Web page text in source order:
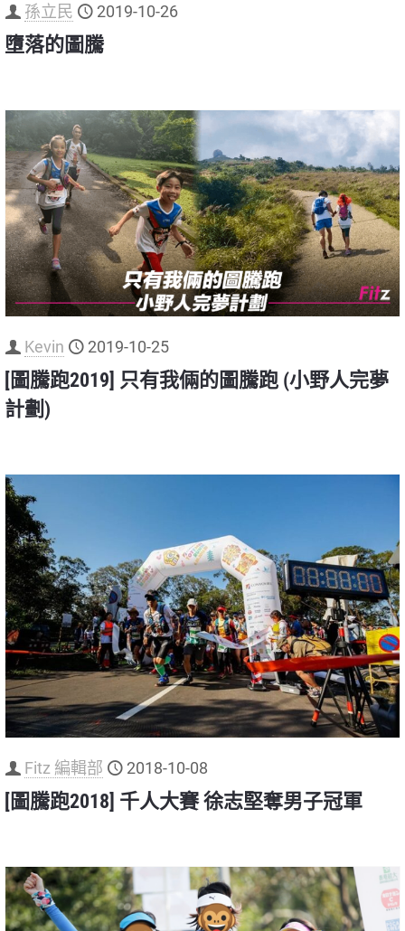
孫立民 2019-10-26
墮落的圖騰
Kevin 2019-10-25
[圖騰跑2019] 只有我倆的圖騰跑 (小野人完夢
計劃)
Fitz 編輯部 2018-10-08
[圖騰跑2018] 千人大賽 徐志堅奪男子冠軍